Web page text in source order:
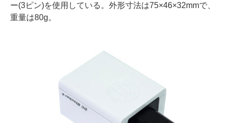
ー(3ピン)を使用している。外形寸法は75×46×32mmで、
重量は80g。